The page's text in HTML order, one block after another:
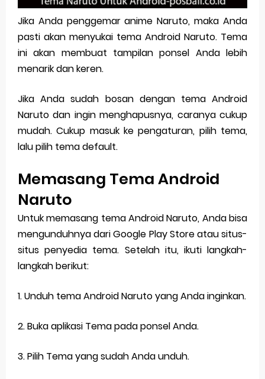
Siap Video Call, tapi Download Aplikasinya Dulu, Abangku
Saturday, 8 August
Jika Anda penggemar anime Naruto, maka Anda
pasti akan menyukai tema Android Naruto. Tema
ini akan membuat tampilan ponsel Anda lebih
menarik dan keren.
Jika Anda sudah bosan dengan tema Android
Naruto dan ingin menghapusnya, caranya cukup
mudah. Cukup masuk ke pengaturan, pilih tema,
lalu pilih tema default.
Memasang Tema Android
Naruto
Untuk memasang tema Android Naruto, Anda bisa
mengunduhnya dari Google Play Store atau situs-
situs penyedia tema. Setelah itu, ikuti langkah-
langkah berikut:
1. Unduh tema Android Naruto yang Anda inginkan.
2. Buka aplikasi Tema pada ponsel Anda.
3. Pilih Tema yang sudah Anda unduh.